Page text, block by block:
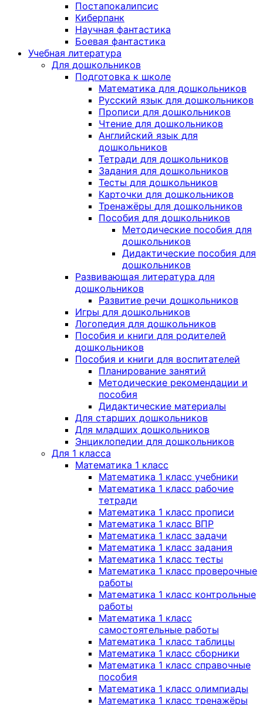
Постапокалипсис
Киберпанк
Научная фантастика
Боевая фантастика
Учебная литература
Для дошкольников
Подготовка к школе
Математика для дошкольников
Русский язык для дошкольников
Прописи для дошкольников
Чтение для дошкольников
Английский язык для
дошкольников
Тетради для дошкольников
Задания для дошкольников
Тесты для дошкольников
Карточки для дошкольников
Тренажёры для дошкольников
Пособия для дошкольников
Методические пособия для
дошкольников
Дидактические пособия для
дошкольников
Развивающая литература для
дошкольников
Развитие речи дошкольников
Игры для дошкольников
Логопедия для дошкольников
Пособия и книги для родителей
дошкольников
Пособия и книги для воспитателей
Планирование занятий
Методические рекомендации и
пособия
Дидактические материалы
Для старших дошкольников
Для младших дошкольников
Энциклопедии для дошкольников
Для 1 класса
Математика 1 класс
Математика 1 класс учебники
Математика 1 класс рабочие
тетради
Математика 1 класс прописи
Математика 1 класс ВПР
Математика 1 класс задачи
Математика 1 класс задания
Математика 1 класс тесты
Математика 1 класс проверочные
работы
Математика 1 класс контрольные
работы
Математика 1 класс
самостоятельные работы
Математика 1 класс таблицы
Математика 1 класс сборники
Математика 1 класс справочные
пособия
Математика 1 класс олимпиады
Математика 1 класс тренажёры